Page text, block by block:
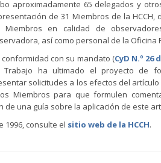
aproximadamente 65 delegados y
de 31 Miembros de la HCCH,
Miembros en calidad de
así como personal de la Oficina
conformidad con su mandato (CyD N.º 26
Trabajo ha ultimado el proyecto de
solicitudes a los efectos del artículo
Miembros para que formulen
una guía sobre la aplicación de este
1996, consulte el sitio web de la HCCH.